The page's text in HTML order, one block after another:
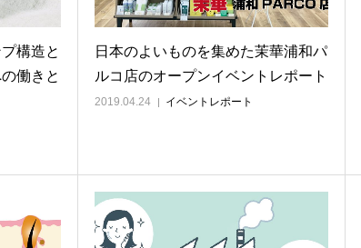
構造と
働きと
日本のよいものを集めた茉華浦和パ
ルコ店のオープンイベントレポート
2019.04.24 イベントレポート